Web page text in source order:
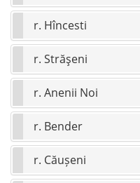
r. Hîncesti
r. Străşeni
r. Anenii Noi
r. Bender
r. Căușeni